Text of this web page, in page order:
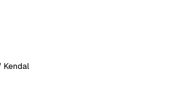
Kendal